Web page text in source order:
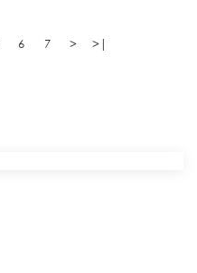
6 7 > >|